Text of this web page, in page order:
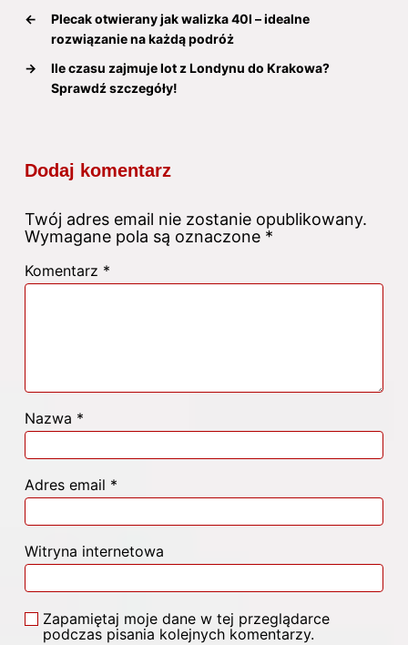
←
Plecak otwierany jak walizka 40l – idealne
rozwiązanie na każdą podróż
→
Ile czasu zajmuje lot z Londynu do Krakowa?
Sprawdź szczegóły!
Dodaj komentarz
Twój adres email nie zostanie opublikowany.
Wymagane pola są oznaczone *
Komentarz *
Nazwa *
Adres email *
Witryna internetowa
Zapamiętaj moje dane w tej przeglądarce
podczas pisania kolejnych komentarzy.